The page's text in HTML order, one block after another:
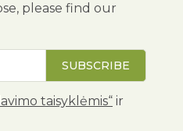
please find our
SUBSCRIBE
taisyklėmis“ ir